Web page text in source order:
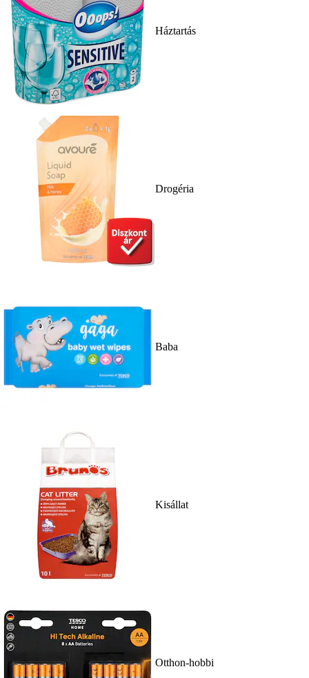
Háztartás
Drogéria
Baba
Kisállat
Otthon-hobbi